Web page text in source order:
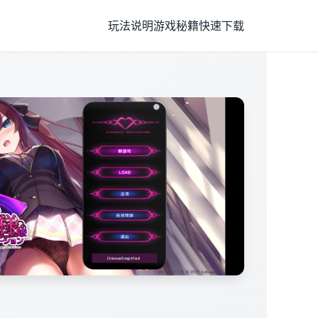
玩法说明游戏秘籍快速下载